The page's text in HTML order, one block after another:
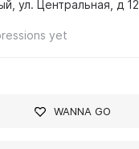
ул. Центральная, д 12
yet
WANNA GO